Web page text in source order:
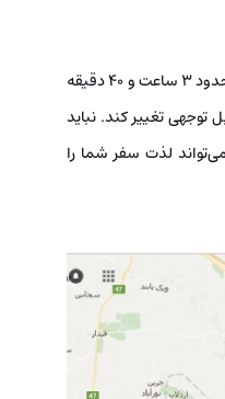
فاصله تهران تا همدان تقریباً ۳۲۵ کیلومتر است. این مسافت به طور معمول با خودرو شخصی چیزی در حدود ۳ ساعت و ۴۰ دقیقه
توجهی تغییر کند. نباید
لذت سفر شما را